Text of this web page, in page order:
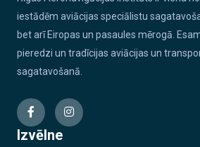
iestādēm aviācijas speciālistu
bet arī Eiropas un pasaules mērogā.
pieredzi un tradīcijas aviācijas un
sagatavošanā.
Izvēlne